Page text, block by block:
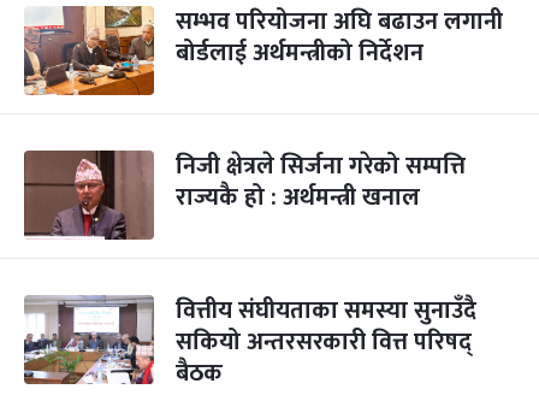
सम्भव परियोजना अघि बढाउन लगानी
बोर्डलाई अर्थमन्त्रीको निर्देशन
निजी क्षेत्रले सिर्जना गरेको सम्पत्ति
राज्यकै हो : अर्थमन्त्री खनाल
वित्तीय संघीयताका समस्या सुनाउँदै
सकियो अन्तरसरकारी वित्त परिषद्
बैठक